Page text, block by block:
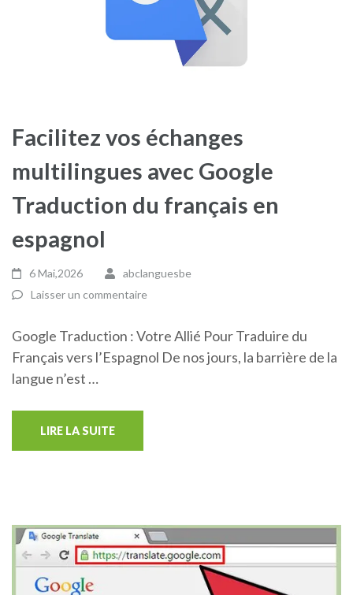
Facilitez vos échanges
multilingues avec Google
Traduction du français en
espagnol
6 Mai,2026
abclanguesbe
Laisser un commentaire
Google Traduction : Votre Allié Pour Traduire du
Français vers l’Espagnol De nos jours, la barrière de la
langue n’est …
LIRE LA SUITE